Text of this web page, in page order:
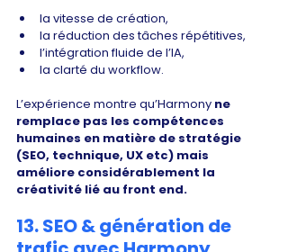
la vitesse de création,
la réduction des tâches répétitives,
l’intégration fluide de l’IA,
la clarté du workflow.
L’expérience montre qu’Harmony ne
remplace pas les compétences
humaines en matière de stratégie
(SEO, technique, UX etc) mais
améliore considérablement la
créativité lié au front end.
13. SEO & génération de